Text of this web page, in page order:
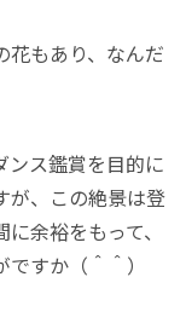
花もあり、なんだ
ンス鑑賞を目的に
が、この絶景は登
余裕をもって、
すか（＾＾）